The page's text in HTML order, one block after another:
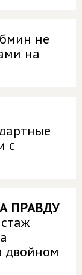
не
на
с
ПРАВДУ
двойном